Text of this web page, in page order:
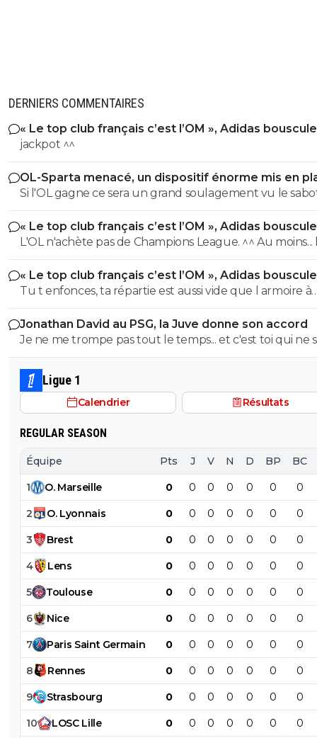
DERNIERS COMMENTAIRES
« Le top club français c’est l’OM », Adidas
PSG
jackpot ^^
OL-Sparta menacé, un dispositif énorme mis en
Si l'OL gagne ce sera un grand soulagement vu le
incroyable du farfelu sans froc Fonseca au match allé.
perd ce sera aussi une grande victoire et une énorme
délivrance avec un possible licenciement de ce clown.
« Le top club français c’est l’OM », Adidas
PSG
L'OL n'achète pas de Champions League. ^^ Au moins... l'OM a
un point commun avec le PSG. Mdr Adidas ne se trompe pas
avec l'OL qui est une valeur sûre... contrairement à
« Le top club français c’est l’OM », Adidas
PSG
Tu t enfonces, ta répartie est aussi vide que l armoire à
trophées de ton club depuis 15 piges, t es juste une
gueule arrogante se pensant plus intelligent que les
alors que t es juste un pauvre clown empafé mdr
Jonathan David au PSG, la Juve donne son accord
Je ne me trompe pas tout le temps... et c'est toi qui ne
pas lire. ^^
Ligue 1
Calendrier Résultats
REGULAR SEASON
Équipe Pts J V N D BP BC
1 O. Marseille 0 0 0 0 0 0 0
2 O. Lyonnais 0 0 0 0 0 0 0
3 Brest 0 0 0 0 0 0 0
4 Lens 0 0 0 0 0 0 0
5 Toulouse 0 0 0 0 0 0 0
6 Nice 0 0 0 0 0 0 0
7 Paris Saint Germain 0 0 0 0 0 0 0
8 Rennes 0 0 0 0 0 0 0
9 Strasbourg 0 0 0 0 0 0 0
10 LOSC Lille 0 0 0 0 0 0 0